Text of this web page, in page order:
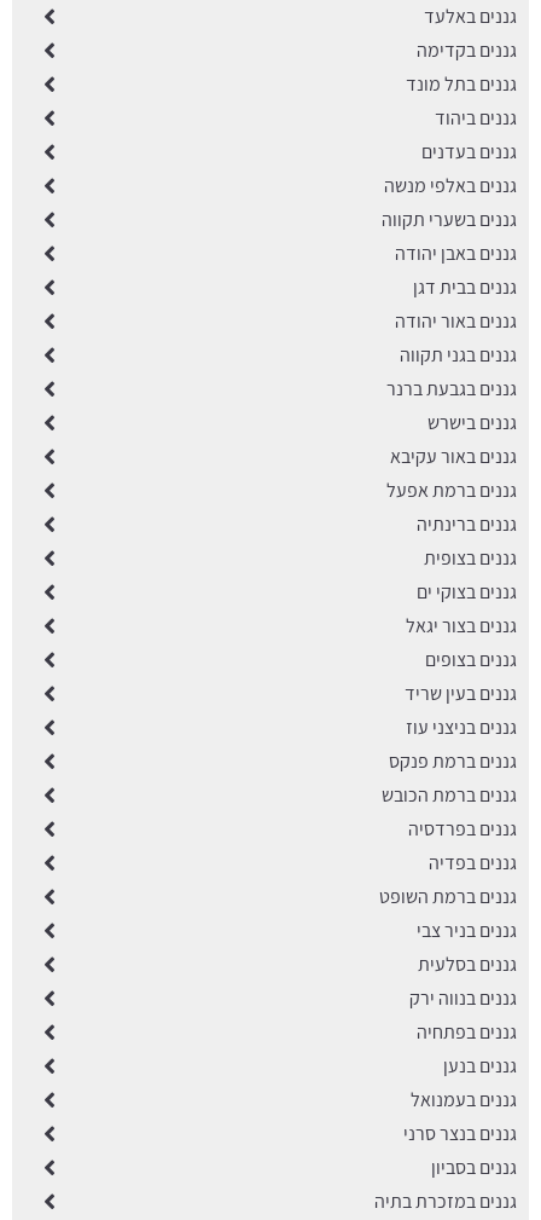
גננים באלעד
גננים בקדימה
גננים בתל מונד
גננים ביהוד
גננים בעדנים
גננים באלפי מנשה
גננים בשערי תקווה
גננים באבן יהודה
גננים בבית דגן
גננים באור יהודה
גננים בגני תקווה
גננים בגבעת ברנר
גננים בישרש
גננים באור עקיבא
גננים ברמת אפעל
גננים ברינתיה
גננים בצופית
גננים בצוקי ים
גננים בצור יגאל
גננים בצופים
גננים בעין שריד
גננים בניצני עוז
גננים ברמת פנקס
גננים ברמת הכובש
גננים בפרדסיה
גננים בפדיה
גננים ברמת השופט
גננים בניר צבי
גננים בסלעית
גננים בנווה ירק
גננים בפתחיה
גננים בנען
גננים בעמנואל
גננים בנצר סרני
גננים בסביון
גננים במזכרת בתיה